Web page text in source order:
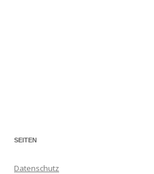
SEITEN
Datenschutz